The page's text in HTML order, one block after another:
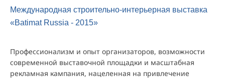
Международная строительно-интерьерная выставка
«Batimat Russia - 2015»
Профессионализм и опыт организаторов, возможности
современной выставочной площадки и масштабная
рекламная кампания, нацеленная на привлечение